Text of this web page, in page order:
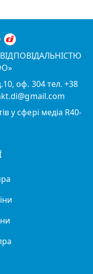
оф. 304 тел. +38
у сфері медіа R40-